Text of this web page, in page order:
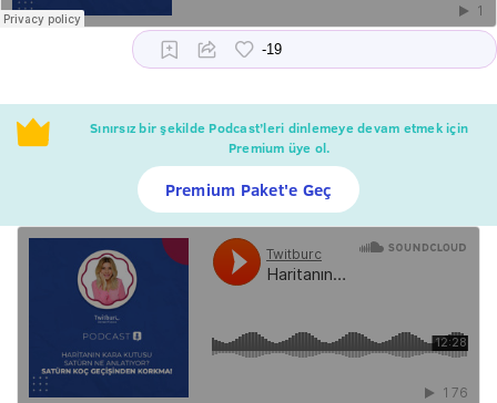
Sınırsız bir şekilde Podcast’leri dinlemeye devam etmek için
Premium üye ol.
Premium Paket'e Geç